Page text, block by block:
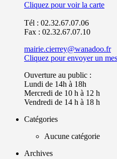
Cliquez pour voir la carte
Tél : 02.32.67.07.06
Fax : 02.32.67.07.10
mairie.cierrey@wanadoo.fr
Cliquez pour envoyer un
Ouverture au public :
Lundi de 14h à 18h
Mercredi de 10 h à 12 h
Vendredi de 14 h à 18 h
Catégories
Aucune catégorie
Archives